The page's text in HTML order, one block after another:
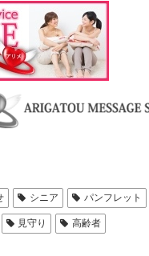
シニア パンフレット
見守り 高齢者